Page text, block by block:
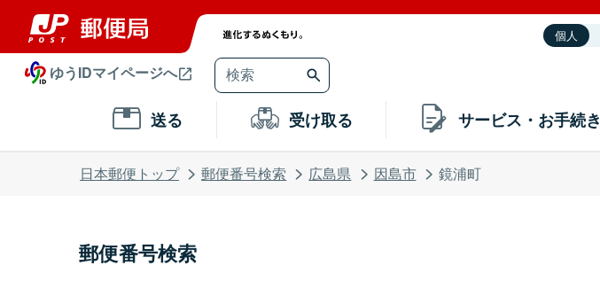
個人
ゆうIDマイページへ
送る 受け取る サービス・お手続き
日本郵便トップ 郵便番号検索 広島県 因島市 鏡浦町
郵便番号検索